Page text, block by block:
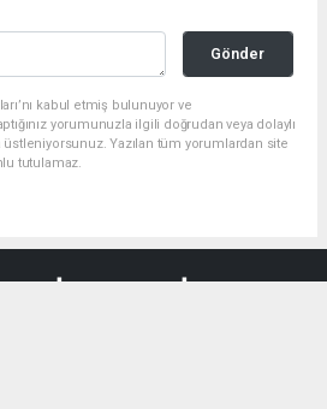
Gönder
kabul etmiş bulunuyor ve
yorumunuzla ilgili doğrudan veya dolaylı
Yazılan tüm yorumlardan site
tutulamaz.